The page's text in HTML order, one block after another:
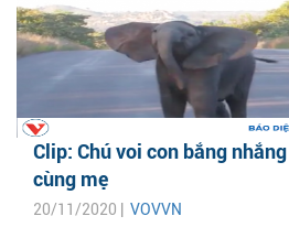
Clip: Chú voi con bắng
cùng mẹ
20/11/2020 | VOVVN